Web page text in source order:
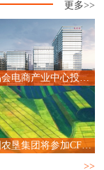
更多>>
唯品会电商产业中心投入运营,赋能广州直播电商产业升级
中国农垦集团将参加CFEC 2024食品直播电商选品大会
>>